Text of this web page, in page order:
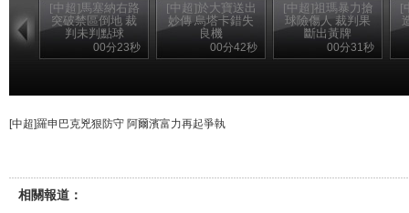
[中超]馬塞納右路
突破禁區倒地 裁
判未判點球
00分23秒
[中超]於大寶送出
妙傳 烏塔卡錯失
良機
00分42秒
[中超]祖瑪暴力搶
球險傷人 裁判果
斷出黃牌
00分31秒
[
[中超]羅申巴克兇狠防守 阿爾濱富力再起爭執
相關報道：